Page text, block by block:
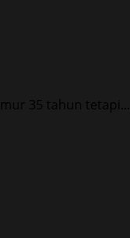
35 tahun tetapi...